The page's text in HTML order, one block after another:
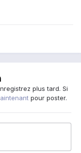
plus tard. Si
pour poster.